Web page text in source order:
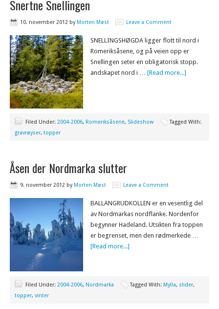
Snertne Snellingen
10. november 2012 byMorten Møst Leave a Comment
SNELLINGSHØGDA ligger flott til nord i
Romeriksåsene, og på veien opp er
Snellingen seter en obligatorisk stopp.
andskapet nord i … [Read more...]
Filed Under: 2004-2006, Romeriksåsene, Slideshow
Tagged With:
gravrøyser, topper
Åsen der Nordmarka slutter
9. november 2012 byMorten Møst Leave a Comment
BALLANGRUDKOLLEN er en vesentlig del
av Nordmarkas nordflanke. Nordenfor
begynner Hadeland. Utsikten fra toppen
er begrenset, men den rødmerkede …
[Read more...]
Filed Under: 2004-2006, Nordmarka Tagged With: Mylla, slider,
topper, vinter